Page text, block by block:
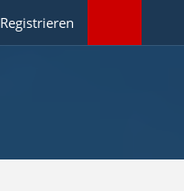
Registrieren